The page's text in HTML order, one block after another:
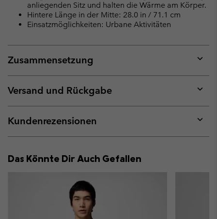
anliegenden Sitz und halten die Wärme am Körper.
Hintere Länge in der Mitte: 28.0 in / 71.1 cm
Einsatzmöglichkeiten: Urbane Aktivitäten
Zusammensetzung
or
Versand und Rückgabe
or
Kundenrezensionen
or
Das Könnte Dir Auch Gefallen